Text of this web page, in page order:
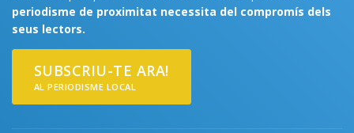
periodisme de proximitat necessita del compromís dels
seus lectors.
SUBSCRIU-TE ARA!
AL PERIODISME LOCAL